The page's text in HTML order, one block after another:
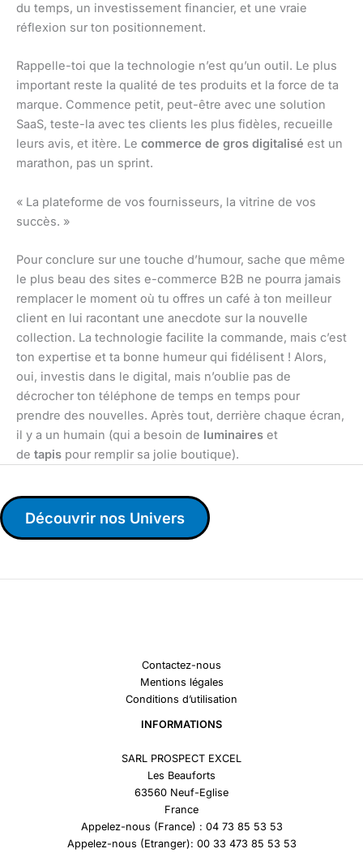
du temps, un investissement financier, et une vraie
réflexion sur ton positionnement.
Rappelle-toi que la technologie n’est qu’un outil. Le plus
important reste la qualité de tes produits et la force de ta
marque. Commence petit, peut-être avec une solution
SaaS, teste-la avec tes clients les plus fidèles, recueille
leurs avis, et itère. Le commerce de gros digitalisé est un
marathon, pas un sprint.
« La plateforme de vos fournisseurs, la vitrine de vos
succès. »
Pour conclure sur une touche d’humour, sache que même
le plus beau des sites e-commerce B2B ne pourra jamais
remplacer le moment où tu offres un café à ton meilleur
client en lui racontant une anecdote sur la nouvelle
collection. La technologie facilite la commande, mais c’est
ton expertise et ta bonne humeur qui fidélisent ! Alors,
oui, investis dans le digital, mais n’oublie pas de
décrocher ton téléphone de temps en temps pour
prendre des nouvelles. Après tout, derrière chaque écran,
il y a un humain (qui a besoin de luminaires et
de tapis pour remplir sa jolie boutique).
Découvrir nos Univers
Contactez-nous
Mentions légales
Conditions d’utilisation
INFORMATIONS
SARL PROSPECT EXCEL
Les Beauforts
63560 Neuf-Eglise
France
Appelez-nous (France) : 04 73 85 53 53
Appelez-nous (Etranger): 00 33 473 85 53 53